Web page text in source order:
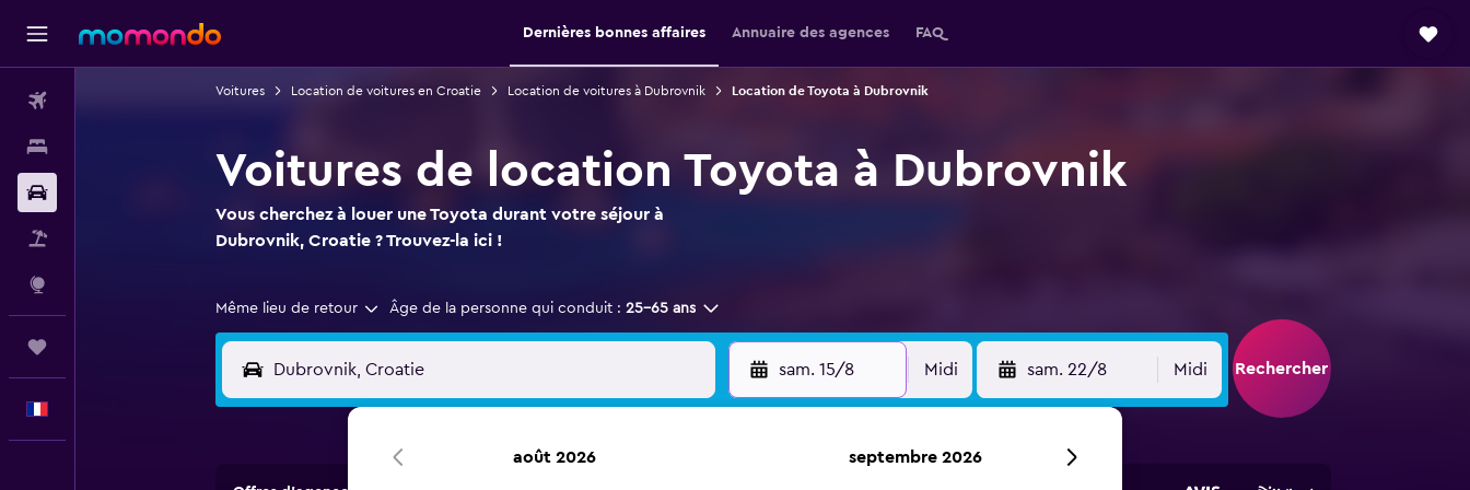
Dernières bonnes affaires Annuaire des agences FAQ
Voitures Location de voitures en Croatie Location de voitures à Dubrovnik Location de Toyota à Dubrovnik
Voitures de location Toyota à Dubrovnik
Vous cherchez à louer une Toyota durant votre séjour à
Dubrovnik, Croatie ? Trouvez-la ici !
Même lieu de retour Âge de la personne qui conduit : 25-65 ans
sam. 15/8 Midi sam. 22/8 Midi Rechercher
août 2026 septembre 2026